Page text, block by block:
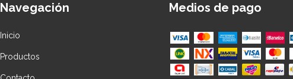
Navegación
Inicio
Productos
Medios de pago